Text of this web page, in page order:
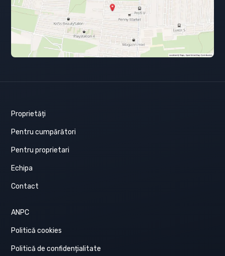
Proprietăți
Pentru cumpărători
Pentru proprietari
Echipa
Contact
ANPC
Politică cookies
Politică de confidențialitate